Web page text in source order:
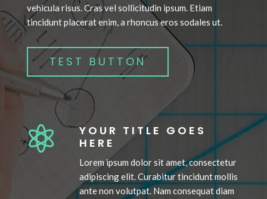
vehicula risus. Cras vel sollicitudin ipsum. Etiam
tincidunt placerat enim, a rhoncus eros sodales ut.
TEST BUTTON

YOUR TITLE GOES
HERE
Lorem ipsum dolor sit amet, consectetur
adipiscing elit. Curabitur tincidunt mollis
ante non volutpat. Nam consequat diam